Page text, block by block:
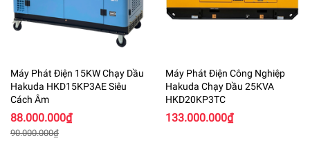
Máy Phát Điện 15KW Chạy Dầu
Hakuda HKD15KP3AE Siêu
Cách Âm
88.000.000₫
90.000.000₫
Máy Phát Điện Công Nghiệp
Hakuda Chạy Dầu 25KVA
HKD20KP3TC
133.000.000₫